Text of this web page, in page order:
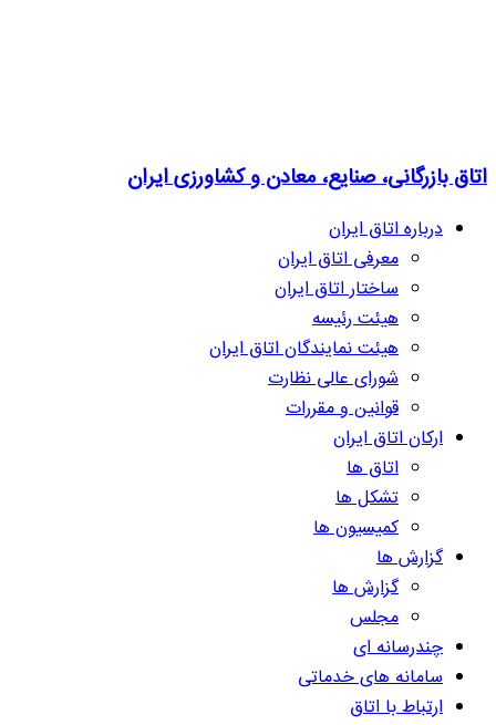
اتاق بازرگانی، صنایع، معادن و کشاورزی ایران
درباره اتاق ایران
معرفی اتاق ایران
ساختار اتاق ایران
هیئت رئیسه
هیئت نمایندگان اتاق ایران
شورای عالی نظارت
قوانین و مقررات
ارکان اتاق ایران
اتاق ها
تشکل ها
کمیسیون ها
گزارش ها
گزارش ها
مجلس
چندرسانه ای
سامانه های خدماتی
ارتباط با اتاق